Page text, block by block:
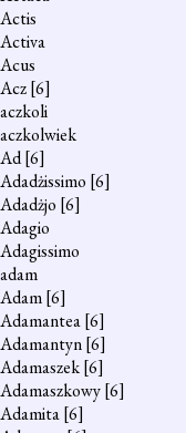
Actis
Activa
Acus
Acz[6]
aczkoli
aczkolwiek
Ad[6]
Adadżissimo [6]
Adadżjo [6]
Adagio
Adagissimo
adam
Adam[6]
Adamantea[6]
Adamantyn[6]
Adamaszek[6]
Adamaszkowy[6]
Adamita[6]